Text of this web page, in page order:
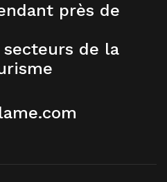
près de
secteurs de la